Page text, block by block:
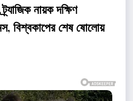
নায়ক দক্ষিণ
বিশ্বকাপের শেষ ষোলোয়